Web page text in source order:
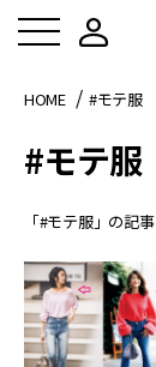
HOME #モテ服
#モテ服
「#モテ服」の記事